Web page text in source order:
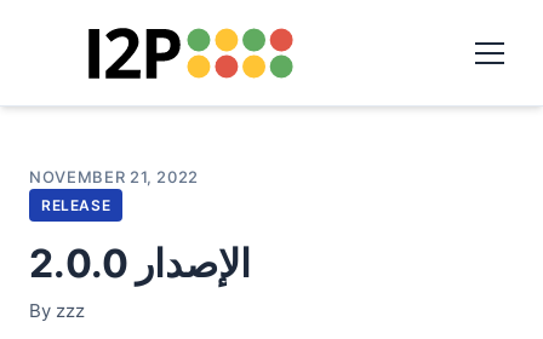
NOVEMBER 21, 2022
RELEASE
الإصدار 2.0.0
By zzz